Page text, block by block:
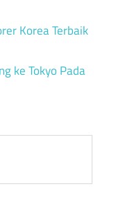
Korea Terbaik
ke Tokyo Pada